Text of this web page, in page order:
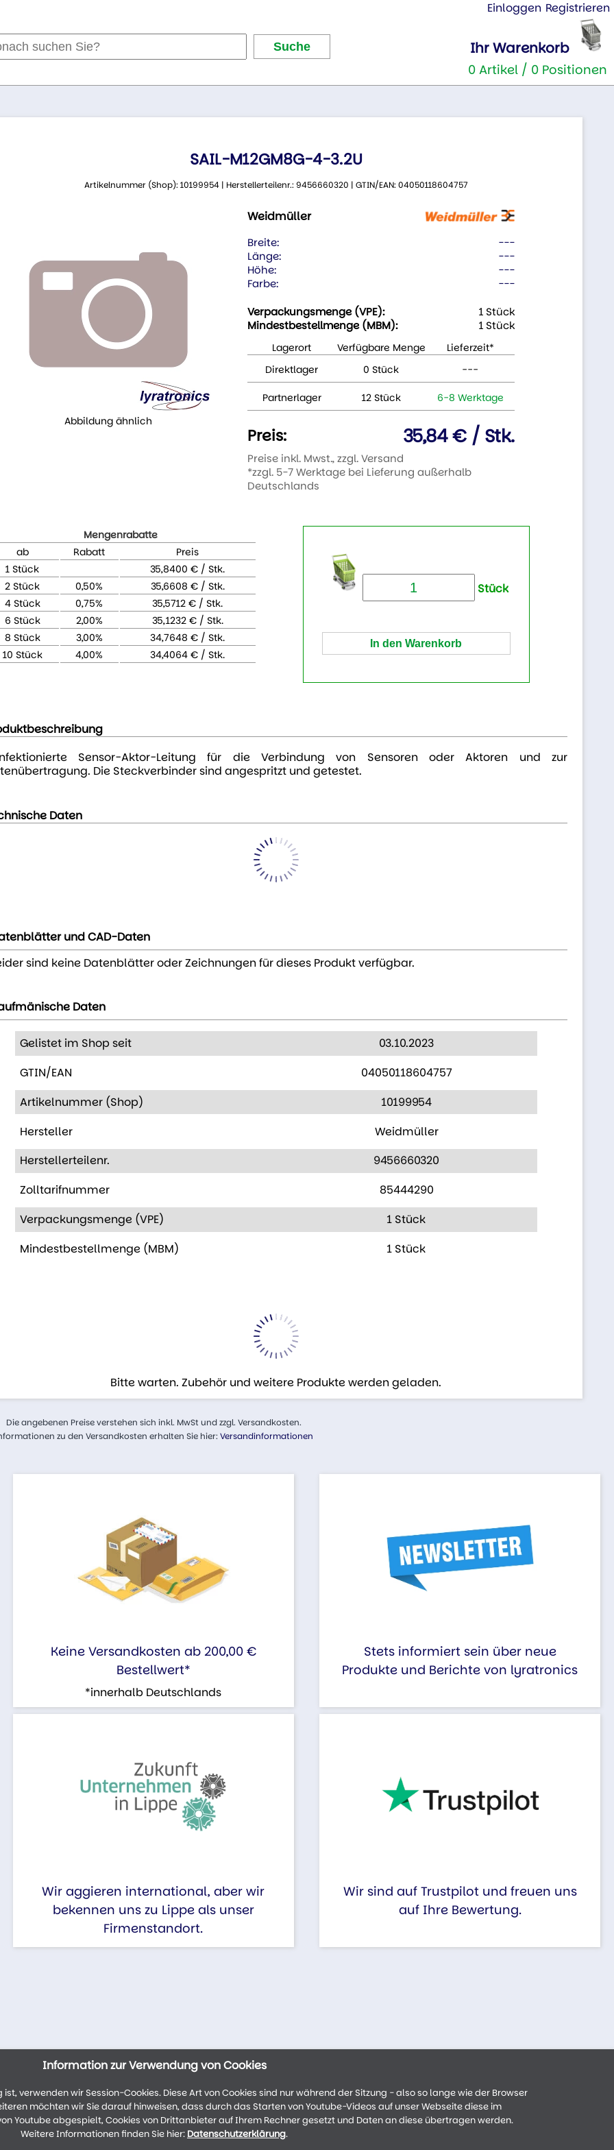
Einloggen Registrieren
Ihr Warenkorb
0 Artikel / 0 Positionen
SAIL-M12GM8G-4-3.2U
Artikelnummer (Shop): 10199954 | Herstellerteilenr.: 9456660320 | GTIN/EAN: 04050118604757
Abbildung ähnlich
Weidmüller
Breite:
---
Länge:
---
Höhe:
---
Farbe:
---
Verpackungsmenge (VPE):
1 Stück
Mindestbestellmenge (MBM):
1 Stück
Lagerort Verfügbare Menge
Lieferzeit*
Direktlager
0 Stück ---
Partnerlager 12 Stück 6-8 Werktage
Preis: 35,84 € / Stk.
Preise inkl. Mwst., zzgl. Versand
*zzgl. 5-7 Werktage bei Lieferung außerhalb
Deutschlands
Mengenrabatte
ab
Rabatt
Preis
1 Stück
35,8400 € / Stk.
2 Stück
0,50%
35,6608 € / Stk.
4 Stück
0,75%
35,5712 € / Stk.
6 Stück
2,00%
35,1232 € / Stk.
8 Stück
3,00%
34,7648 € / Stk.
10 Stück
4,00% 34,4064 € / Stk.
Stück
Sensor-Aktor-Leitung für die Verbindung von Sensoren oder Aktoren und zur
Die Steckverbinder sind angespritzt und getestet.
Daten
und CAD-Daten
sind keine Datenblätter oder Zeichnungen für dieses Produkt verfügbar.
Daten
Gelistet im Shop seit
03.10.2023
GTIN/EAN
04050118604757
Artikelnummer (Shop)
10199954
Hersteller
Weidmüller
Herstellerteilenr.
9456660320
Zolltarifnummer
85444290
Verpackungsmenge (VPE)
1 Stück
Mindestbestellmenge (MBM)
1 Stück
Bitte warten. Zubehör und weitere Produkte werden geladen.
Die angebenen Preise verstehen sich inkl. MwSt und zzgl. Versandkosten.
zu den Versandkosten erhalten Sie hier: Versandinformationen
Keine Versandkosten ab 200,00 €
Bestellwert*
*innerhalb Deutschlands
Stets informiert sein über neue
Produkte und Berichte von lyratronics
Wir aggieren international, aber wir
bekennen uns zu Lippe als unser
Firmenstandort.
Wir sind auf Trustpilot und freuen uns
auf Ihre Bewertung.
Information zur Verwendung von Cookies
verwenden wir Session-Cookies. Diese Art von Cookies sind nur während der Sitzung - also so lange wie der Browser
möchten wir Sie darauf hinweisen, dass durch das Starten von Youtube-Videos auf unser Webseite diese im
Youtube abgespielt, Cookies von Drittanbieter auf Ihrem Rechner gesetzt und Daten an diese übertragen werden.
Weitere Informationen finden Sie hier: Datenschutzerklärung.